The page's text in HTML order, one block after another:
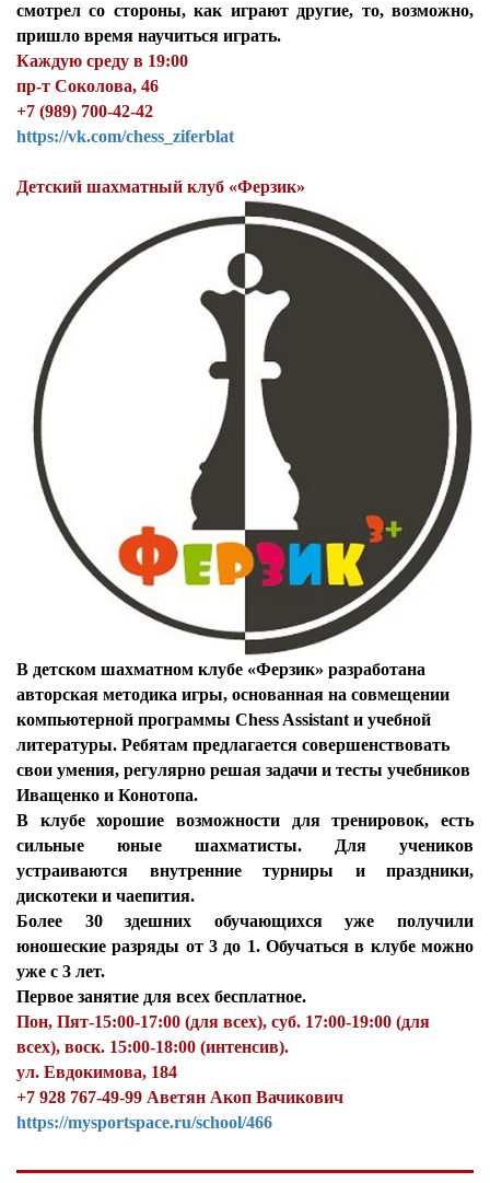
смотрел со стороны, как играют другие, то, возможно,
пришло время научиться играть.
Каждую среду в 19:00
пр-т Соколова, 46
+7 (989) 700-42-42
https://vk.com/chess_ziferblat
Детский шахматный клуб «Ферзик»
В детском шахматном клубе «Ферзик» разработана
авторская методика игры, основанная на совмещении
компьютерной программы Chess Assistant и учебной
литературы. Ребятам предлагается совершенствовать
свои умения, регулярно решая задачи и тесты учебников
Иващенко и Конотопа.
В клубе хорошие возможности для тренировок, есть
сильные юные шахматисты. Для учеников
устраиваются внутренние турниры и праздники,
дискотеки и чаепития.
Более 30 здешних обучающихся уже получили
юношеские разряды от 3 до 1. Обучаться в клубе можно
уже с 3 лет.
Первое занятие для всех бесплатное.
Пон, Пят-15:00-17:00 (для всех), суб. 17:00-19:00 (для
всех), воск. 15:00-18:00 (интенсив).
ул. Евдокимова, 184
+7 928 767-49-99 Аветян Акоп Вачикович
https://mysportspace.ru/school/466